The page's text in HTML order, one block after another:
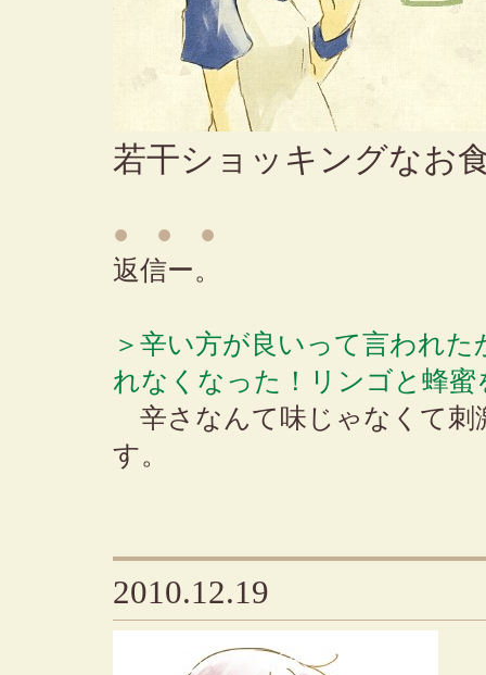
若干ショッキングなお
● ● ●
返信ー。
＞辛い方が良いって言われ
れなくなった！リンゴと蜂蜜
辛さなんて味じゃなくて
す。
2010.12.19